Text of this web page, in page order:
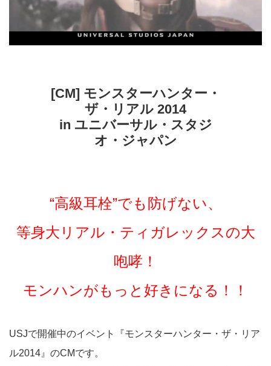
[CM] モンスターハンター・
ザ・リアル 2014
in ユニバーサル・スタジ
オ・ジャパン
“高級耳栓”でも防げない、
等身大リアル・ティガレックスの大
咆哮！
モンハンがもっと好きになる！！
USJで開催中のイベント『モンスターハンター・ザ・リア
ル2014』のCMです。